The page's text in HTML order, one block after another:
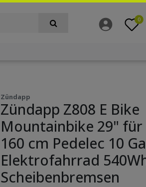
0
Zündapp
Zündapp Z808 E Bike
Mountainbike 29"
160 cm Pedelec 10
Elektrofahrrad
Scheibenbremsen